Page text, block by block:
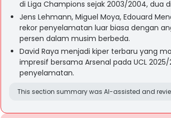
di Liga Champions sejak 2003/2004, dua
Jens Lehmann, Miguel Moya, Edouard
rekor penyelamatan luar biasa dengan
persen dalam musim berbeda.
David Raya menjadi kiper terbaru yang
impresif bersama Arsenal pada UCL
penyelamatan.
This section summary was AI-assisted and